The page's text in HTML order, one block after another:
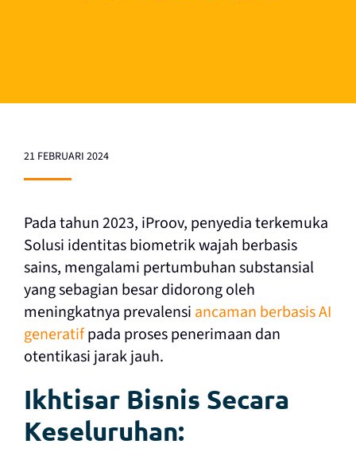
21 FEBRUARI 2024
Pada tahun 2023, iProov, penyedia terkemuka
Solusi identitas biometrik wajah berbasis
sains, mengalami pertumbuhan substansial
yang sebagian besar didorong oleh
meningkatnya prevalensi ancaman berbasis AI
generatifpada proses penerimaan dan
otentikasi jarak jauh.
Ikhtisar Bisnis Secara
Keseluruhan: